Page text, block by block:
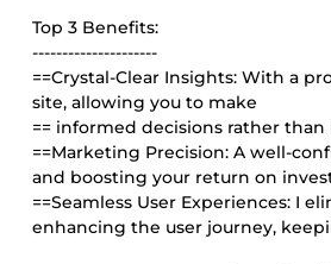
Top 3 Benefits:
---------------------
==Crystal-Clear Insights: With a
site, allowing you to make
== informed decisions rather than
==Marketing Precision: A well-
and boosting your return on
==Seamless User Experiences: I
enhancing the user journey,